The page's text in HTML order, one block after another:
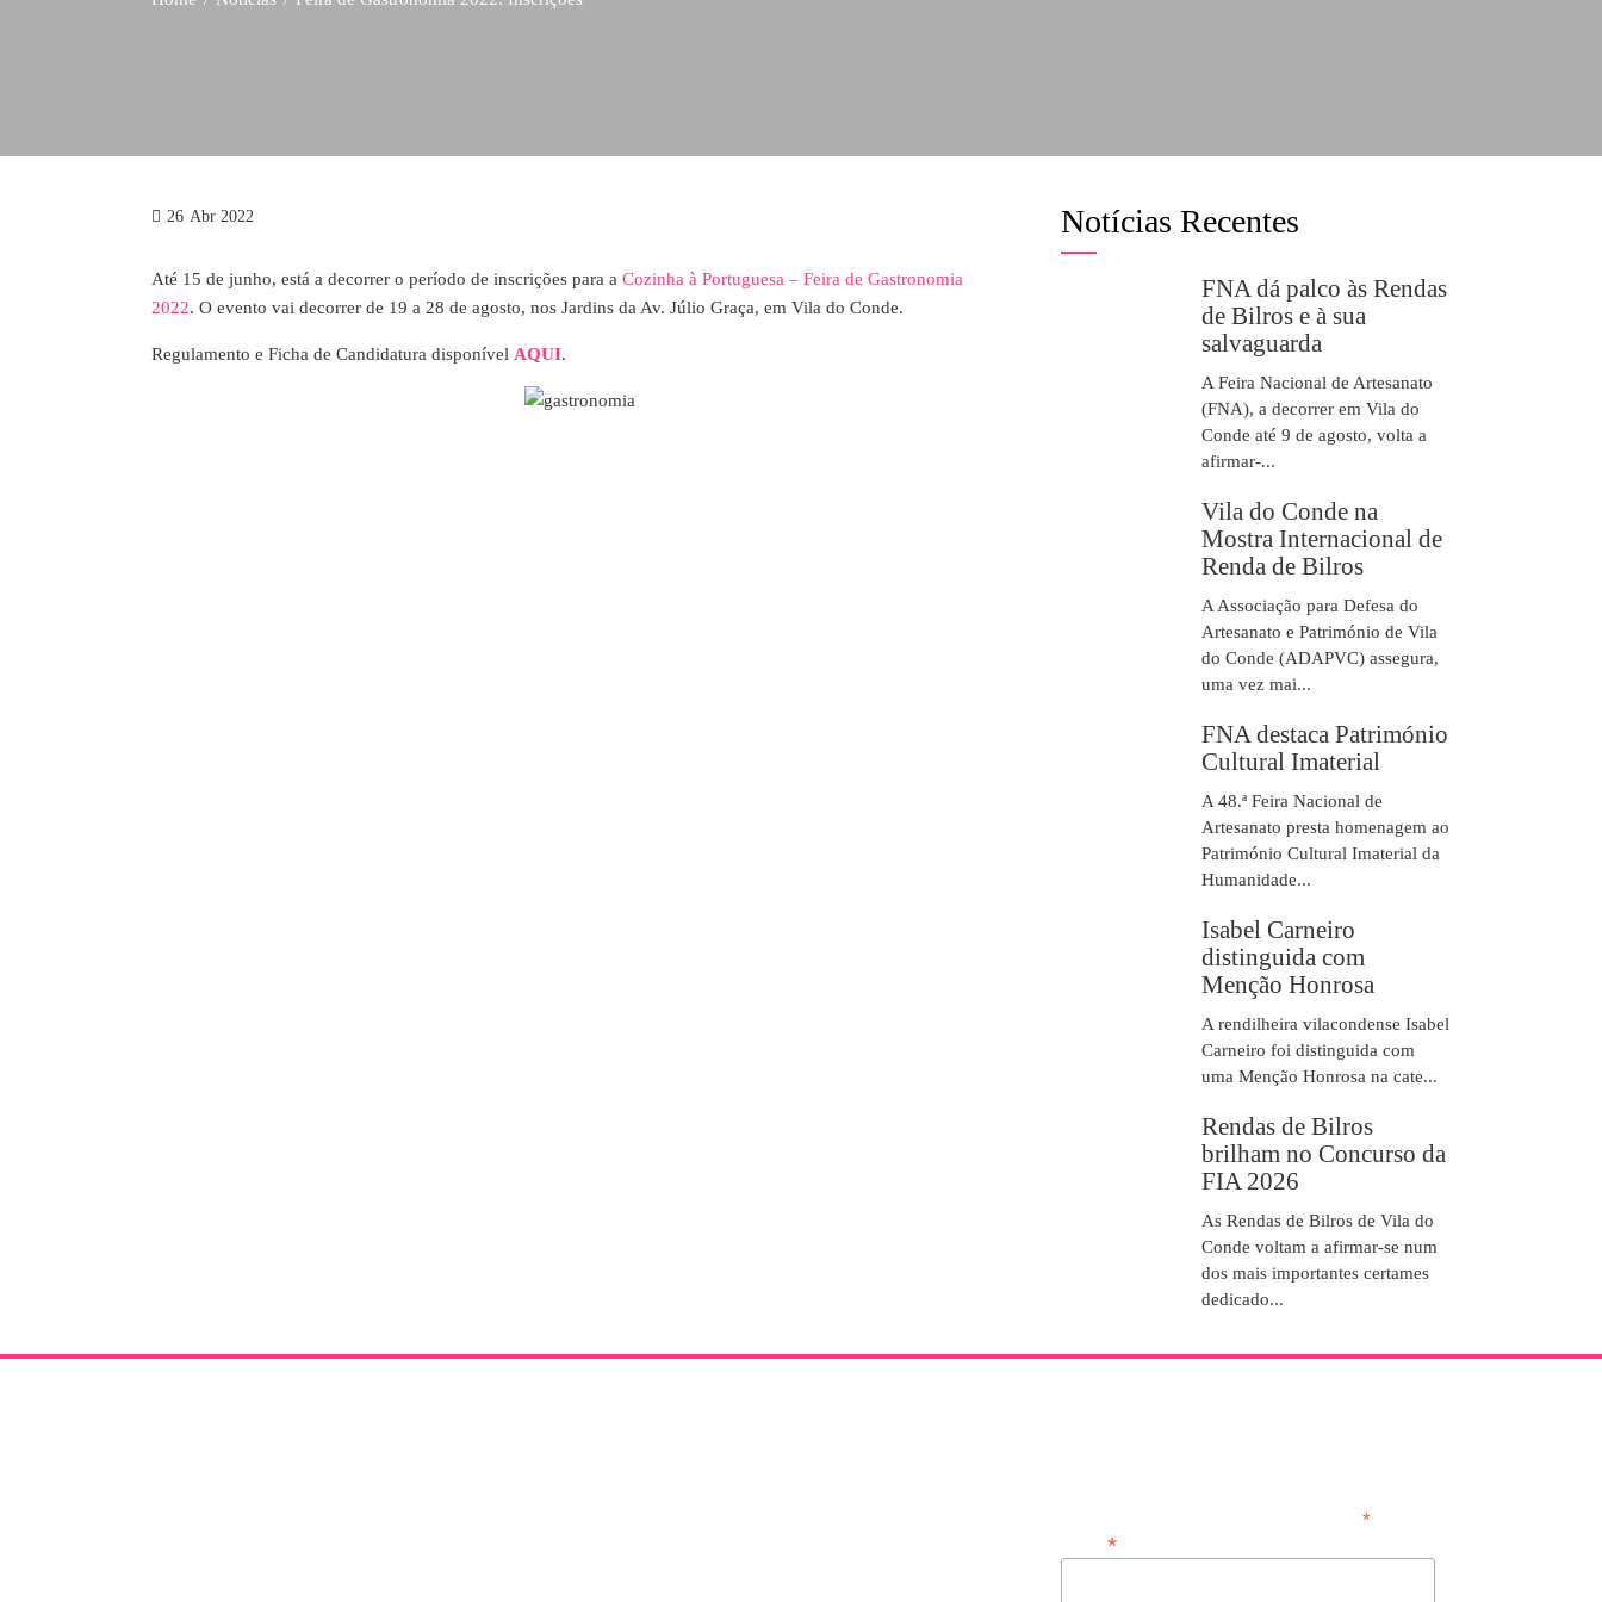
26 Abr 2022
Até 15 de junho, está a decorrer o período de inscrições para a Cozinha à Portuguesa – Feira de Gastronomia
2022. O evento vai decorrer de 19 a 28 de agosto, nos Jardins da Av. Júlio Graça, em Vila do Conde.
Regulamento e Ficha de Candidatura disponível AQUI.
Notícias Recentes
FNA dá palco às Rendas
de Bilros e à sua
salvaguarda
A Feira Nacional de Artesanato
(FNA), a decorrer em Vila do
Conde até 9 de agosto, volta a
afirmar-...
Vila do Conde na
Mostra Internacional de
Renda de Bilros
A Associação para Defesa do
Artesanato e Património de Vila
do Conde (ADAPVC) assegura,
uma vez mai...
FNA destaca Património
Cultural Imaterial
A 48.ª Feira Nacional de
Artesanato presta homenagem ao
Património Cultural Imaterial da
Humanidade...
Isabel Carneiro
distinguida com
Menção Honrosa
A rendilheira vilacondense Isabel
Carneiro foi distinguida com
uma Menção Honrosa na cate...
Rendas de Bilros
brilham no Concurso da
FIA 2026
As Rendas de Bilros de Vila do
Conde voltam a afirmar-se num
dos mais importantes certames
dedicado...
*obrigatório
Email*